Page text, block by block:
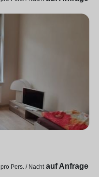
pro Pers. / Nacht auf Anfrage